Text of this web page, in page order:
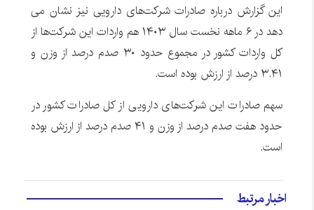
این گزارش درباره صادرات شرکت‌های دارویی نیز نشان می
دهد در ۶ ماهه نخست سال ۱۴۰۳ هم واردات این شرکت‌ها از
کل واردات کشور در مجموع حدود ۳۰ صدم درصد از وزن و
۳.۴۱ درصد از ارزش بوده است.
سهم صادرات این شرکت‌های دارویی از کل صادرات کشور در
حدود هفت صدم درصد از وزن و ۴۱ صدم درصد از ارزش بوده
است.
اخبار مرتبط